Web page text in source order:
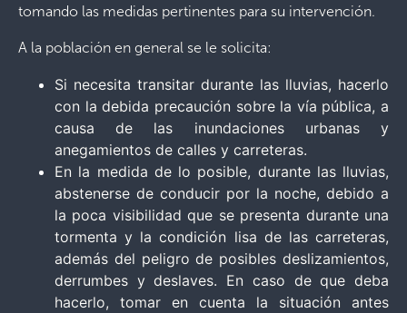
tomando las medidas pertinentes para su intervención.
A la población en general se le solicita:
Si necesita transitar durante las lluvias, hacerlo
con la debida precaución sobre la vía pública, a
causa de las inundaciones urbanas y
anegamientos de calles y carreteras.
En la medida de lo posible, durante las lluvias,
abstenerse de conducir por la noche, debido a
la poca visibilidad que se presenta durante una
tormenta y la condición lisa de las carreteras,
además del peligro de posibles deslizamientos,
derrumbes y deslaves. En caso de que deba
hacerlo, tomar en cuenta la situación antes